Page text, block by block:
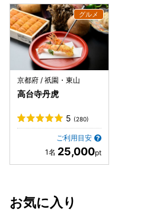
い時に候補に入れてみてください✨
京都府 / 祇園・東山
高台寺丹虎
5 (280)
ご利用目安
25,000
お気に入り